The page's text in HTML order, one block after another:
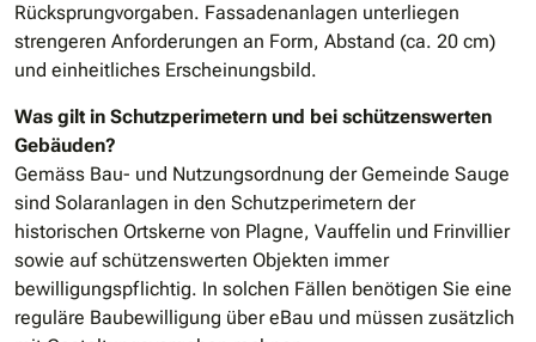
Rücksprungvorgaben. Fassadenanlagen unterliegen
strengeren Anforderungen an Form, Abstand (ca. 20 cm)
und einheitliches Erscheinungsbild.
Was gilt in Schutzperimetern und bei schützenswerten
Gebäuden?
Gemäss Bau- und Nutzungsordnung der Gemeinde Sauge
sind Solaranlagen in den Schutzperimetern der
historischen Ortskerne von Plagne, Vauffelin und Frinvillier
sowie auf schützenswerten Objekten immer
bewilligungspflichtig. In solchen Fällen benötigen Sie eine
reguläre Baubewilligung über eBau und müssen zusätzlich